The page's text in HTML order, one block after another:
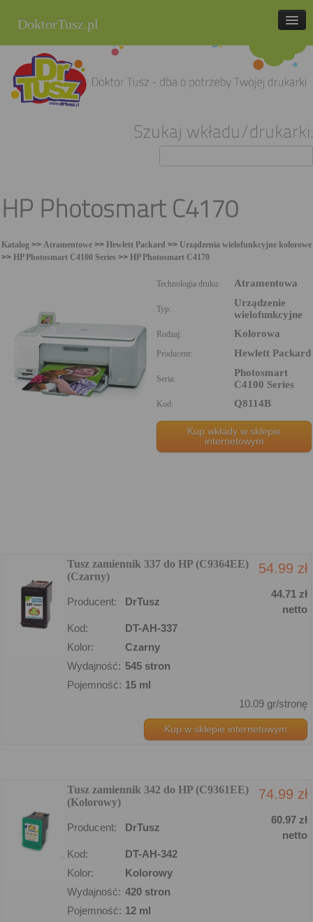
DoktorTusz.pl
tel. 857 337 337
Strona główna
Sklep internetowy
Szukaj wkładu/drukarki:
HP Photosmart C4170
Katalog >> Atramentowe >> Hewlett Packard >> Urządzenia wielofunkcyjne kolorowe
>> HP Photosmart C4100 Series >> HP Photosmart C4170
Technologia druku: Atramentowa
Typ:
Urządzenie
wielofunkcyjne
Rodzaj: Kolorowa
Producent: Hewlett Packard
Seria:
Photosmart
C4100 Series
Kod: Q8114B
Kup wkłady w sklepie
internetowym
Tusz zamiennik 337 do HP (C9364EE)
(Czarny)
54.99 zł
Producent: DrTusz
44.71 zł
netto
Kod:
DT-AH-337
Kolor:
Czarny
Wydajność: 545 stron
Pojemność: 15 ml
10.09 gr/stronę
Kup w sklepie internetowym
Tusz zamiennik 342 do HP (C9361EE)
(Kolorowy)
74.99 zł
Producent: DrTusz
60.97 zł
netto
Kod:
DT-AH-342
Kolor:
Kolorowy
Wydajność: 420 stron
Pojemność: 12 ml